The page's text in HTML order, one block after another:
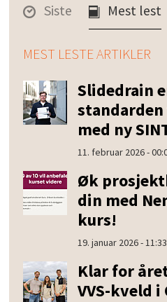
Siste Mest lest
MEST LESTE ARTIKLER
Slidedrain
med ny
11. februar 2026 -
Øk
din med
kurs!
19. januar 2026 - 11:33
Klar for
VVS-kveld i